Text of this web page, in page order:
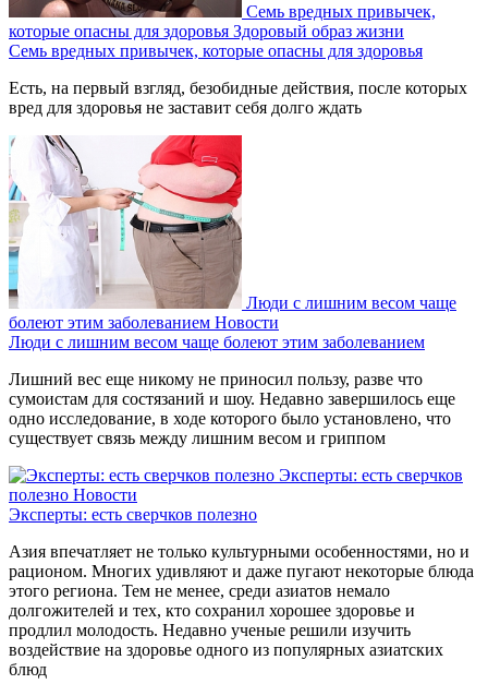
Семь вредных привычек,
которые опасны для здоровья Здоровый образ жизни
Семь вредных привычек, которые опасны для здоровья
Есть, на первый взгляд, безобидные действия, после которых
вред для здоровья не заставит себя долго ждать
Люди с лишним весом чаще
болеют этим заболеванием Новости
Люди с лишним весом чаще болеют этим заболеванием
Лишний вес еще никому не приносил пользу, разве что
сумоистам для состязаний и шоу. Недавно завершилось еще
одно исследование, в ходе которого было установлено, что
существует связь между лишним весом и гриппом
Эксперты: есть сверчков
полезно Новости
Эксперты: есть сверчков полезно
Азия впечатляет не только культурными особенностями, но и
рационом. Многих удивляют и даже пугают некоторые блюда
этого региона. Тем не менее, среди азиатов немало
долгожителей и тех, кто сохранил хорошее здоровье и
продлил молодость. Недавно ученые решили изучить
воздействие на здоровье одного из популярных азиатских
блюд